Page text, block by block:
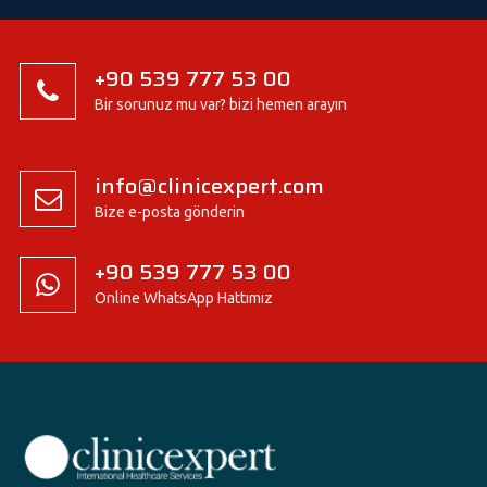
+90 539 777 53 00
Bir sorunuz mu var? bizi hemen arayın
info@clinicexpert.com
Bize e-posta gönderin
+90 539 777 53 00
Online WhatsApp Hattımız